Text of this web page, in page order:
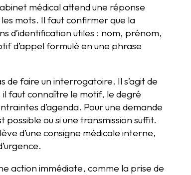
médical attend une réponse
mots. Il faut confirmer que la
d’identification utiles : nom, prénom,
d’appel formulé en une phrase
de faire un interrogatoire. Il s’agit de
il faut connaître le motif, le degré
d’agenda. Pour une demande
ou si une transmission suffit.
d’une consigne médicale interne,
action immédiate, comme la prise de